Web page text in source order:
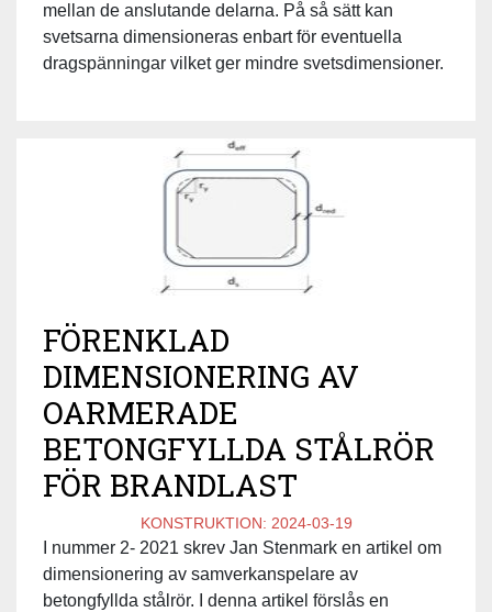
mellan de anslutande delarna. På så sätt kan
svetsarna dimensioneras enbart för eventuella
dragspänningar vilket ger mindre svetsdimensioner.
FÖRENKLAD
DIMENSIONERING AV
OARMERADE
BETONGFYLLDA STÅLRÖR
FÖR BRANDLAST
KONSTRUKTION: 2024-03-19
I nummer 2- 2021 skrev Jan Stenmark en artikel om
dimensionering av samverkanspelare av
betongfyllda stålrör. I denna artikel förslås en